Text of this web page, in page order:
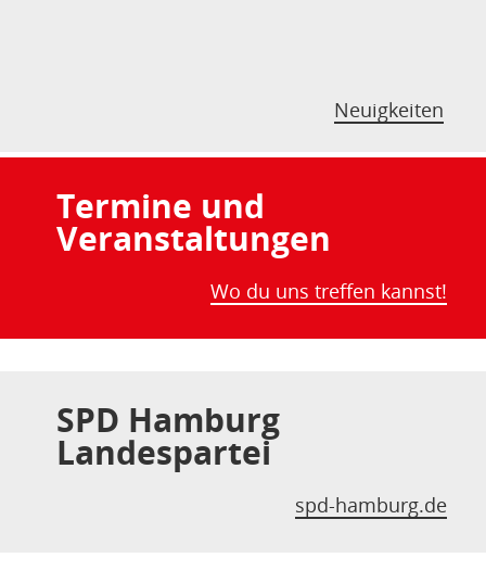
Neuigkeiten
Termine und
Veranstaltungen
Wo du uns treffen kannst!
SPD Hamburg
Landespartei
spd-hamburg.de